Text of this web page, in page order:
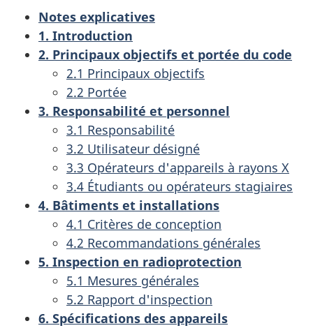
Notes explicatives
1. Introduction
2. Principaux objectifs et portée du code
2.1 Principaux objectifs
2.2 Portée
3. Responsabilité et personnel
3.1 Responsabilité
3.2 Utilisateur désigné
3.3 Opérateurs d'appareils à rayons X
3.4 Étudiants ou opérateurs stagiaires
4. Bâtiments et installations
4.1 Critères de conception
4.2 Recommandations générales
5. Inspection en radioprotection
5.1 Mesures générales
5.2 Rapport d'inspection
6. Spécifications des appareils